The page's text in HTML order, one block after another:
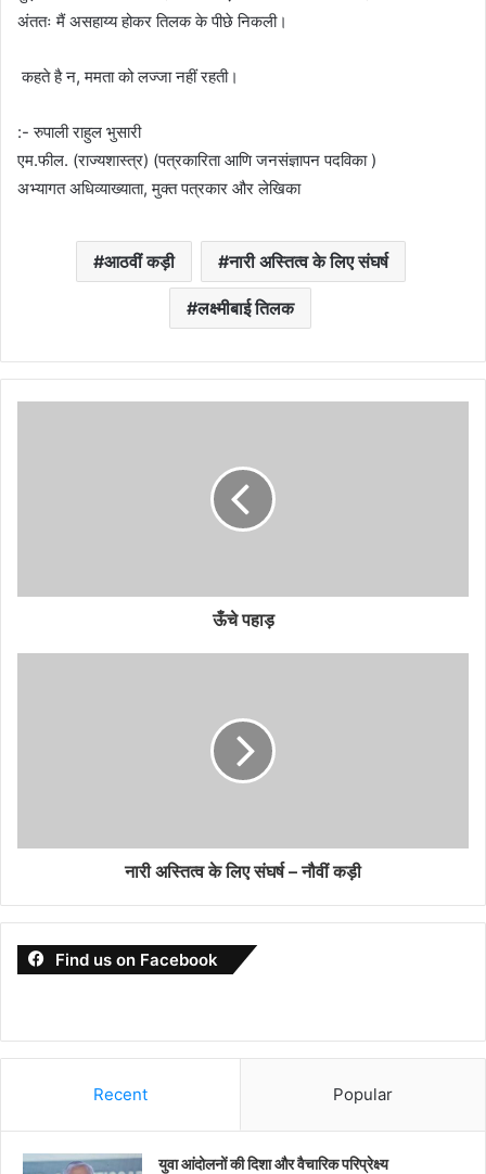
अंततः मैं असहाय्य होकर तिलक के पीछे निकली।
कहते है न, ममता को लज्जा नहीं रहती।
:- रुपाली राहुल भुसारी
एम.फील. (राज्यशास्त्र) (पत्रकारिता आणि जनसंज्ञापन पदविका )
अभ्यागत अधिव्याख्याता, मुक्त पत्रकार और लेखिका
आठवीं कड़ी नारी अस्तित्व के लिए संघर्ष
लक्ष्मीबाई तिलक
ऊँचे पहाड़
नारी अस्तित्व के लिए संघर्ष – नौवीं कड़ी
Find us on Facebook
Recent Popular
युवा आंदोलनों की दिशा और वैचारिक परिप्रेक्ष्य